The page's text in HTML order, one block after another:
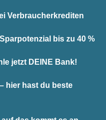
Verbraucherkrediten
bis zu 40 %
jetzt DEINE Bank!
hier hast du beste